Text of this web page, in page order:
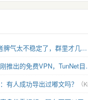
脾气太不稳定了，群里才几...
推出的免费VPN，TunNet目
有人成功导出过嘟文吗？ （